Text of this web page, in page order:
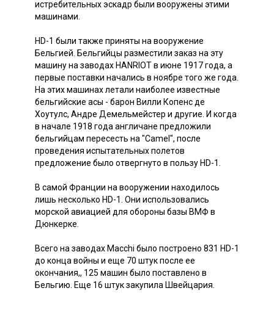
истребительных эскадр были вооружены этими
машинами.
HD-1 были также приняты на вооружение
Бельгией. Бельгийцы разместили заказ на эту
машину на заводах HANRIOT в июне 1917 года, а
первые поставки начались в ноябре того же года.
На этих машинах летали наиболее известные
бельгийские асы - барон Вилли Копенс де
Хоутулс, Андре Демельмейстер и другие. И когда
в начале 1918 года англичане предложили
бельгийцам пересесть на "Camel", после
проведения испытательных полетов
предложение было отвергнуто в пользу HD-1.
В самой Франции на вооружении находилось
лишь несколько HD-1. Они использовались
морской авиацией для обороны базы ВМФ в
Дюнкерке.
Всего на заводах Macchi было построено 831 HD-1
до конца войны и еще 70 штук после ее
окончания,, 125 машин было поставлено в
Бельгию. Еще 16 штук закупила Швейцария.